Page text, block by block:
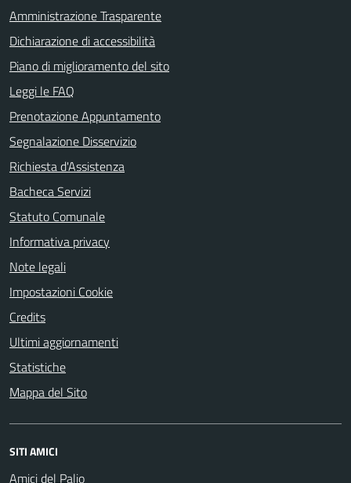
Amministrazione Trasparente
Dichiarazione di accessibilità
Piano di miglioramento del sito
Leggi le FAQ
Prenotazione Appuntamento
Segnalazione Disservizio
Richiesta d'Assistenza
Bacheca Servizi
Statuto Comunale
Informativa privacy
Note legali
Impostazioni Cookie
Credits
Ultimi aggiornamenti
Statistiche
Mappa del Sito
SITI AMICI
Amici del Palio